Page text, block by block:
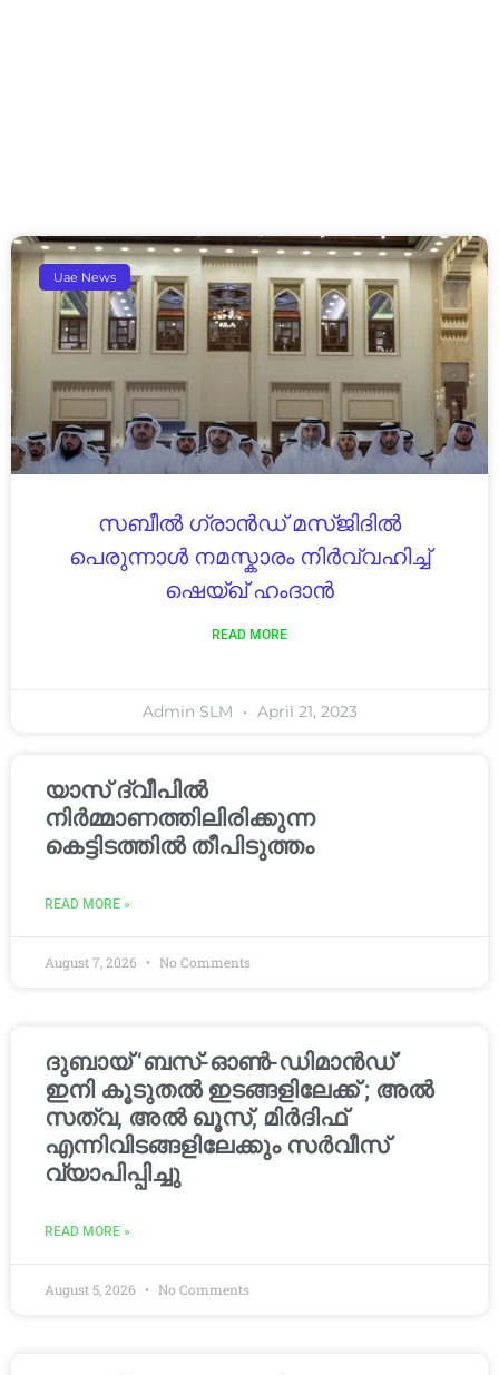
Uae News
സബീൽ ഗ്രാൻഡ് മസ്ജിദിൽ
പെരുന്നാൾ നമസ്കാരം നിർവ്വഹിച്ച്
ഷെയ്ഖ് ഹംദാൻ
READ MORE
Admin SLM April 21, 2023
യാസ് ദ്വീപിൽ
നിർമ്മാണത്തിലിരിക്കുന്ന
കെട്ടിടത്തിൽ തീപിടുത്തം
READ MORE »
August 7, 2026 No Comments
ദുബായ് ‘ബസ്-ഓൺ-ഡിമാൻഡ്’
ഇനി കൂടുതൽ ഇടങ്ങളിലേക്ക് ; അൽ
സത്വ, അൽ ഖൂസ്, മിർദിഫ്
എന്നിവിടങ്ങളിലേക്കും സർവീസ്
വ്യാപിപ്പിച്ചു
READ MORE »
August 5, 2026 No Comments